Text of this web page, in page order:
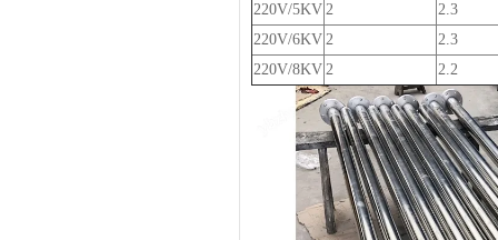
220V/5KV 2
2.3
220V/6KV 2
2.3
220V/8KV 2 2.2